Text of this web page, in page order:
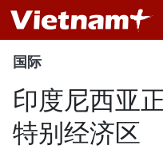
国际
印度尼西亚
特别经济区